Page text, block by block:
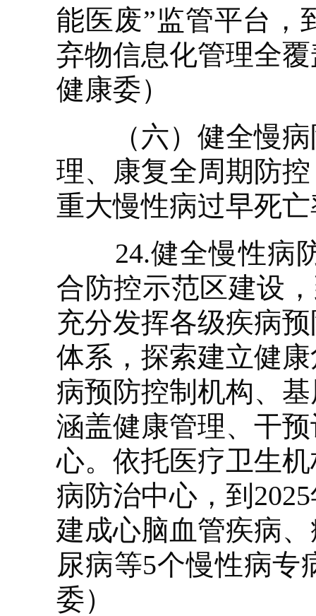
能医废”监管平台，
弃物信息化管理全
健康委）
（六）健全慢病
理、康复全周期防
重大慢性病过早死
24.健全慢性病防
合防控示范区建设
充分发挥各级疾病
体系，探索建立健
病预防控制机构、
涵盖健康管理、干
心。依托医疗卫生
病防治中心，到
建成心脑血管疾病
尿病等5个慢性病专
委）